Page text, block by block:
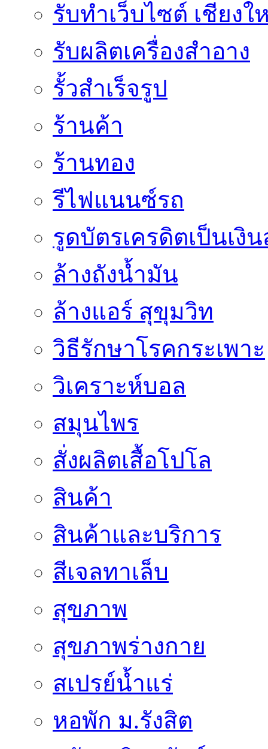
รับทำเว็บไซต์ เชียงใ
รับผลิตเครื่องสำอาง
รั้วสำเร็จรูป
ร้านค้า
ร้านทอง
รีไฟแนนซ์รถ
รูดบัตรเครดิตเป็นเงิ
ล้างถังน้ำมัน
ล้างแอร์ สุขุมวิท
วิธีรักษาโรคกระเพาะ
วิเคราะห์บอล
สมุนไพร
สั่งผลิตเสื้อโปโล
สินค้า
สินค้าและบริการ
สีเจลทาเล็บ
สุขภาพ
สุขภาพร่างกาย
สเปรย์น้ำแร่
หอพัก ม.รังสิต